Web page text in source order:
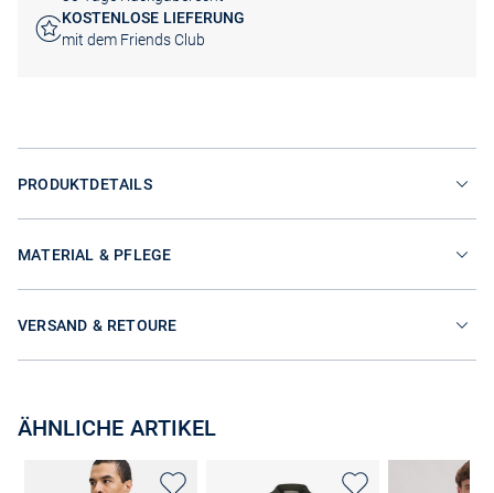
KOSTENLOSE LIEFERUNG
mit dem Friends Club
PRODUKTDETAILS
MATERIAL & PFLEGE
VERSAND & RETOURE
ÄHNLICHE ARTIKEL